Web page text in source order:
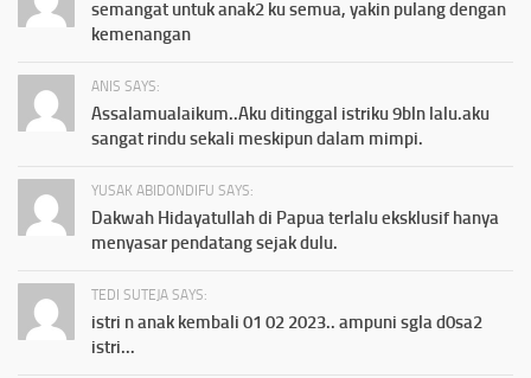
semangat untuk anak2 ku semua, yakin pulang dengan
kemenangan
ANIS SAYS:
Assalamualaikum..Aku ditinggal istriku 9bln lalu.aku
sangat rindu sekali meskipun dalam mimpi.
YUSAK ABIDONDIFU SAYS:
Dakwah Hidayatullah di Papua terlalu eksklusif hanya
menyasar pendatang sejak dulu.
TEDI SUTEJA SAYS:
istri n anak kembali 01 02 2023.. ampuni sgla d0sa2
istri...